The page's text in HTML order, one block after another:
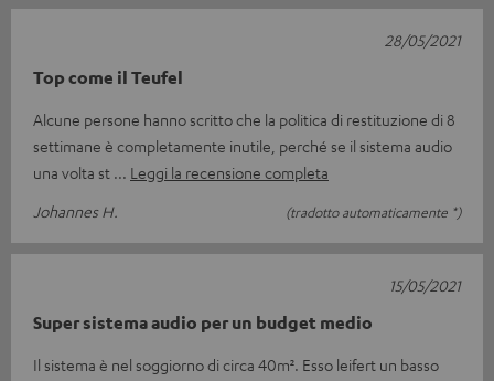
Top come il Teufel
Alcune persone hanno scritto che la politica di restituzione di 8
settimane è completamente inutile, perché se il sistema audio
una volta st
Leggi la recensione completa
Johannes H.
(tradotto automaticamente *)
28/05/2021
Super sistema audio per un budget medio
Il sistema è nel soggiorno di circa 40m². Esso leifert un basso
15/05/2021